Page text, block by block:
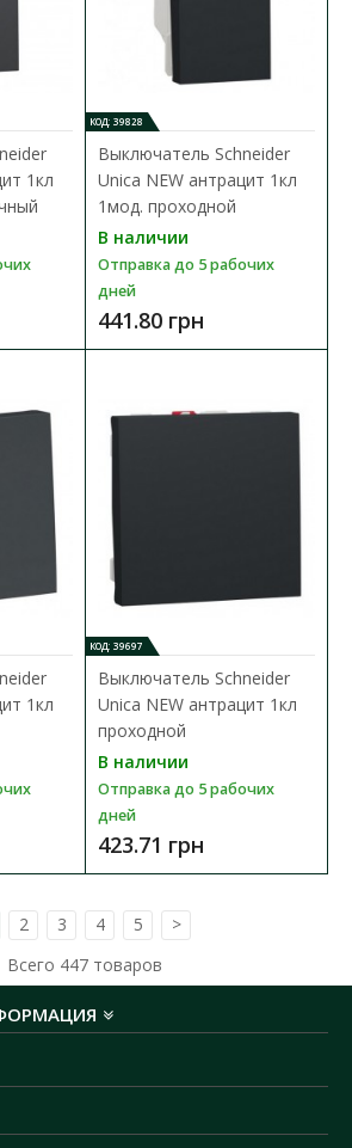
В закладки
Unica NEW белый 1кл
дней
Electric Unica New — надежный и
изготовленны..
В КОРЗИНУ
В сравнения
1кл
КОД: 39828
Выключатель Schneider
Unica NEW антрацит 1кл
1мод. проходной
В наличии
Отправка до 5 рабочих
дней
441.80 грн
1кл
КОД: 39697
Выключатель Schneider
Unica NEW антрацит 1кл
проходной
В наличии
Отправка до 5 рабочих
дней
423.71 грн
2 3 4 5
>
Всего 447 товаров